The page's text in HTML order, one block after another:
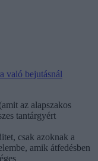
való bejutásnál
az alapszakos
tantárgyért
csak azoknak a
amik átfedésben